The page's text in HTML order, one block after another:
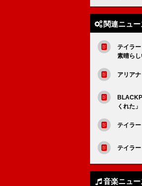
関連ニュー
テイラ
素晴らし
アリア
くれた」
テイラ
テイラ
音楽ニュー